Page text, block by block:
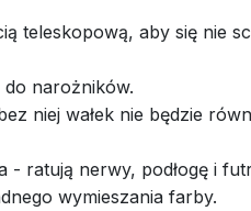
teleskopową, aby się nie
narożników.
niej wałek nie będzie
- ratują nerwy, podłogę i
wymieszania farby.